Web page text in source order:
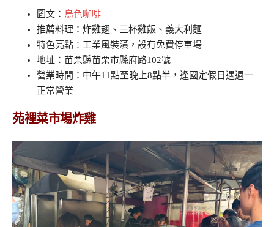
圖文： 烏色咖啡
推薦料理：炸雞翅、三杯雞飯、義大利麵
特色亮點：工業風裝潢，設有免費停車場
地址：苗栗縣苗栗市縣府路102號
營業時間：中午11點至晚上8點半，逢國定假日遇週一
正常營業
苑裡菜市場炸雞